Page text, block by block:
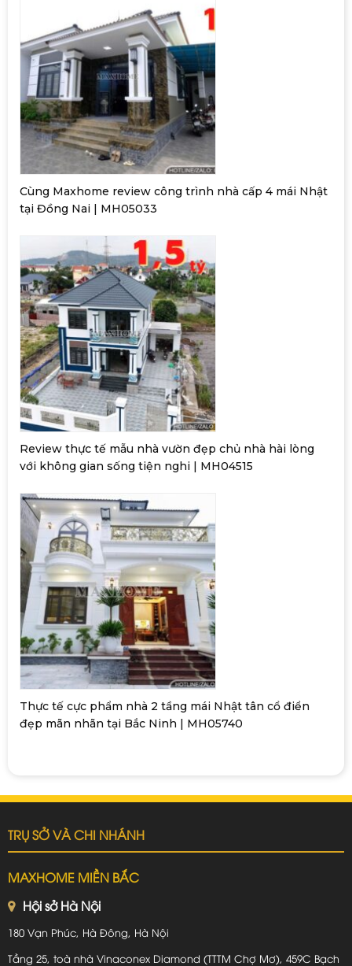
Cùng Maxhome review công trình nhà cấp 4 mái Nhật
tại Đồng Nai | MH05033
Review thực tế mẫu nhà vườn đẹp chủ nhà hài lòng
với không gian sống tiện nghi | MH04515
Thực tế cực phẩm nhà 2 tầng mái Nhật tân cổ điển
đẹp mãn nhãn tại Bắc Ninh | MH05740
TRỤ SỞ VÀ CHI NHÁNH
MAXHOME MIỀN BẮC
Hội sở Hà Nội
180 Vạn Phúc, Hà Đông, Hà Nội
Tầng 25, toà nhà Vinaconex Diamond (TTTM Chợ Mơ), 459C Bạch